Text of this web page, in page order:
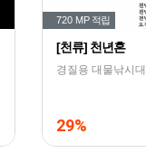
720 MP적립
[천류] 천년혼
경질용 대물낚시대
29%